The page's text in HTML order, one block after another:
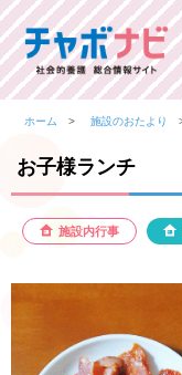
ホーム 施設のおたより
お子様ランチ
施設内行事